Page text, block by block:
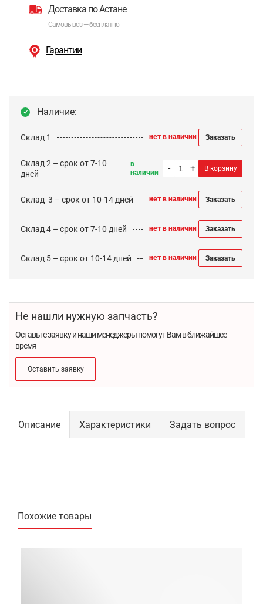
Доставка по Астане
Самовывоз — бесплатно
Гарантии
Наличие:
Склад 1 нет в наличии Заказать
Склад 2 – срок от 7-10
дней
в
наличии
- + В корзину
Cклад 3 – срок от 10-14 дней нет в наличии Заказать
Склад 4 – срок от 7-10 дней нет в наличии Заказать
Склад 5 – срок от 10-14 дней нет в наличии Заказать
Не нашли нужную запчасть?
Оставьте заявку и наши менеджеры помогут Вам в ближайшее
время
Оставить заявку
Описание Характеристики Задать вопрос
Похожие товары